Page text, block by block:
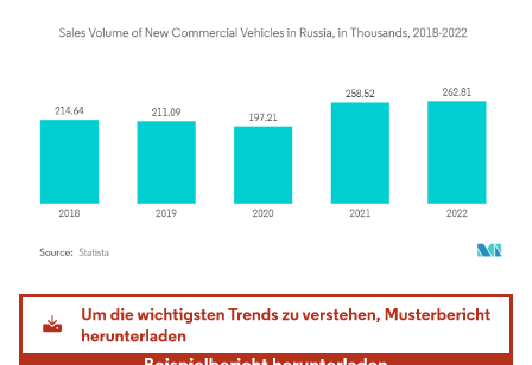
Bild © Mordor Intelligence. Wiederverwendung erfordert Namensnennung gemäß